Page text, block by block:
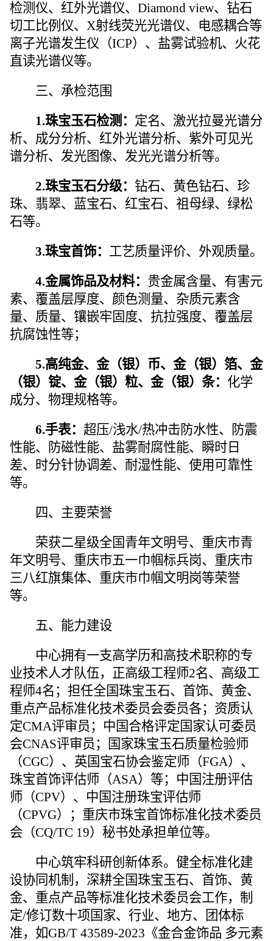
检测仪、红外光谱仪、Diamond view、钻石
切工比例仪、X射线荧光光谱仪、电感耦合等
离子光谱发生仪（ICP）、盐雾试验机、火花
直读光谱仪等。
三、承检范围
1.珠宝玉石检测： 定名、激光拉曼光谱分
析、成分分析、红外光谱分析、紫外可见光
谱分析、发光图像、发光光谱分析等。
2.珠宝玉石分级： 钻石、黄色钻石、珍
珠、翡翠、蓝宝石、红宝石、祖母绿、绿松
石等。
3.珠宝首饰： 工艺质量评价、外观质量。
4.金属饰品及材料： 贵金属含量、有害元
素、覆盖层厚度、颜色测量、杂质元素含
量、质量、镶嵌牢固度、抗拉强度、覆盖层
抗腐蚀性等；
5.高纯金、金（银）币、金（银）箔、金
（银）锭、金（银）粒、金（银）条： 化学
成分、物理规格等。
6.手表： 超压/浅水/热冲击防水性、防震
性能、防磁性能、盐雾耐腐性能、瞬时日
差、时分针协调差、耐湿性能、使用可靠性
等。
四、主要荣誉
荣获二星级全国青年文明号、重庆市青
年文明号、重庆市五一巾帼标兵岗、重庆市
三八红旗集体、重庆市巾帼文明岗等荣誉
等。
五、能力建设
中心拥有一支高学历和高技术职称的专
业技术人才队伍，正高级工程师2名、高级工
程师4名；担任全国珠宝玉石、首饰、黄金、
重点产品标准化技术委员会委员各； 资质认
定CMA评审员；中国合格评定国家认可委员
会CNAS评审员 ；国家珠宝玉石质量检验师
（CGC）、英国 宝石协会鉴定师（FGA）、
珠宝首饰评估师（ASA）等；中国注册评估
师（CPV） 、中国注册珠宝评估师
（CPVG）
；重庆市珠宝首饰标准化技术委员
会（CQ/TC 19）秘书处承担单位等。
中心筑牢科研创新体系。健全标准化建
设协同机制，深耕全国珠宝玉石、首饰、黄
金、重点产品等标准化技术委员会工作， 制
定/修订数十项国家、行业、地方、团体标
准，如GB/T 43589-2023《金合金饰品 多元素